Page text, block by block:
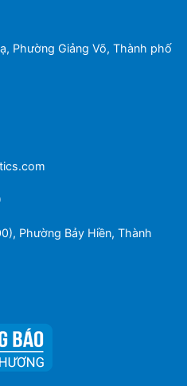
Phường Giảng Võ, Thành phố
Phường Bảy Hiền, Thành